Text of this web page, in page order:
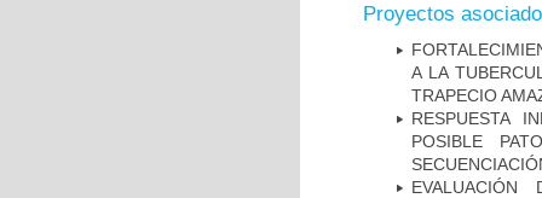
Proyectos
A LA
TRAPECIO
RESPUESTA
POSIBLE